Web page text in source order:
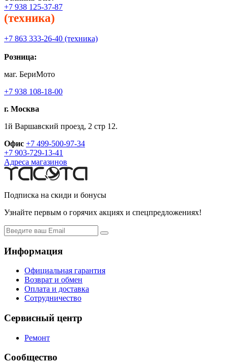
+7 938 125-37-87
(техника)
+7 863 333-26-40 (техника)
Розница:
маг. БериМото
+7 938 108-18-00
г. Москва
1й Варшавский проезд, 2 стр 12.
Офис +7 499-500-97-34
+7 903-729-13-41
Адреса магазинов
Подписка на скиди и бонусы
Узнайте первым о горячих акциях и спецпредложениях!
Информация
Официальная гарантия
Возврат и обмен
Оплата и доставка
Сотрудничество
Сервисный центр
Ремонт
Сообщество